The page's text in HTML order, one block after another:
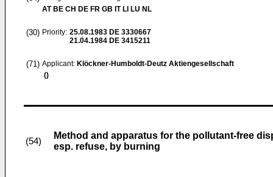
AT BE CH DE FR GB IT LI LU NL
(30) Priority: 25.08.1983 DE 3330667
21.04.1984 DE 3415211
(71) Applicant: Klöckner-Humboldt-Deutz Aktiengesellschaft
()
(54)
Method and apparatus for the pollutant-free
esp. refuse, by burning